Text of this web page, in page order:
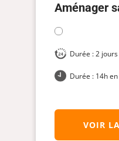
Aménager
Durée : 2 jours
Durée : 14h
VOIR